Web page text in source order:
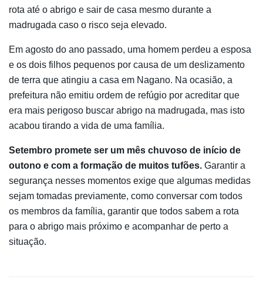
rota até o abrigo e sair de casa mesmo durante a
madrugada caso o risco seja elevado.
Em agosto do ano passado, uma homem perdeu a esposa
e os dois filhos pequenos por causa de um deslizamento
de terra que atingiu a casa em Nagano. Na ocasião, a
prefeitura não emitiu ordem de refúgio por acreditar que
era mais perigoso buscar abrigo na madrugada, mas isto
acabou tirando a vida de uma família.
Setembro promete ser um mês chuvoso de início de
outono e com a formação de muitos tufões. Garantir a
segurança nesses momentos exige que algumas medidas
sejam tomadas previamente, como conversar com todos
os membros da família, garantir que todos sabem a rota
para o abrigo mais próximo e acompanhar de perto a
situação.